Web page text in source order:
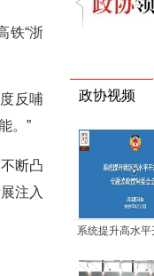
铁“浙
反哺
。”
断凸
注入
政协视频
系统提升高水平